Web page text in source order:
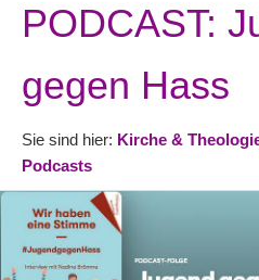
PODCAST:
gegen Hass
Sie sind hier: Kirche &
Podcasts